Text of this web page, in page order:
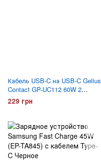
Кабель USB-C на USB-C Gelius
Contact GP-UC112 60W 2
метра Черный
229 грн